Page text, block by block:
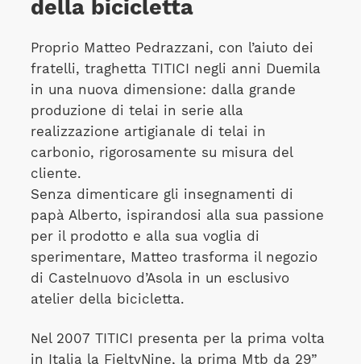
della bicicletta
Proprio Matteo Pedrazzani, con l’aiuto dei
fratelli, traghetta TITICI negli anni Duemila
in una nuova dimensione: dalla grande
produzione di telai in serie alla
realizzazione artigianale di telai in
carbonio, rigorosamente su misura del
cliente.
Senza dimenticare gli insegnamenti di
papà Alberto, ispirandosi alla sua passione
per il prodotto e alla sua voglia di
sperimentare, Matteo trasforma il negozio
di Castelnuovo d’Asola in un esclusivo
atelier della bicicletta.
Nel 2007 TITICI presenta per la prima volta
in Italia la FieltyNine, la prima Mtb da 29”